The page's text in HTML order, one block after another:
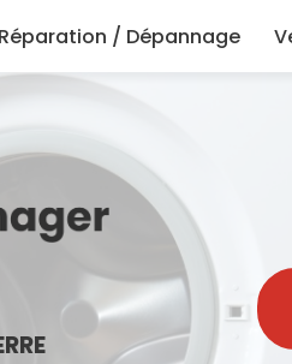
Réparation / Dépannage